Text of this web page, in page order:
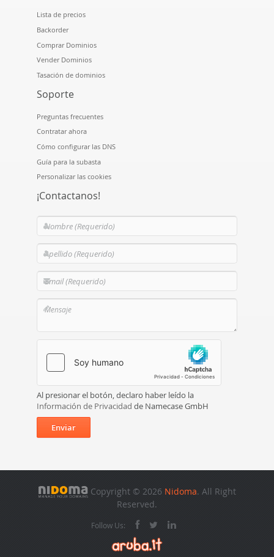
Lista de precios
Backorder
Comprar Dominios
Vender Dominios
Tasación de dominios
Soporte
Preguntas frecuentes
Contratar ahora
Cómo configurar las DNS
Guía para la subasta
Personalizar las cookies
¡Contactanos!
Al presionar el botón, declaro haber leído la
Información de Privacidad de Namecase GmbH
Enviar
Copyright © 2026 Nidoma. All Right
Reserved.
Follow Us: